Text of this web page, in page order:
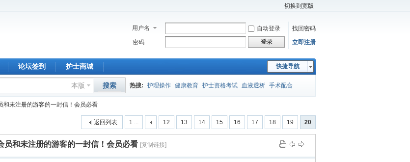
切换到宽版
用户名 自动登录
找回密码
密码
登录 立即注册
快捷导航
论坛签到 护士商城
本版 搜索 热搜: 护理操作 健康教育 护士资格考试 血液透析 手术配合
中心静脉 深圳护士 应急预案 课件 医院温馨提示 进修申请
和未注册的游客的一封信！会员必看
1 ... 12 13 14 15 16 17 18 19 20
返回列表
员和未注册的游客的一封信！会员必看 [复制链接]